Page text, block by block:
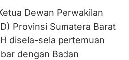
Dewan Perwakilan
Provinsi Sumatera Barat
disela-sela pertemuan
dengan Badan